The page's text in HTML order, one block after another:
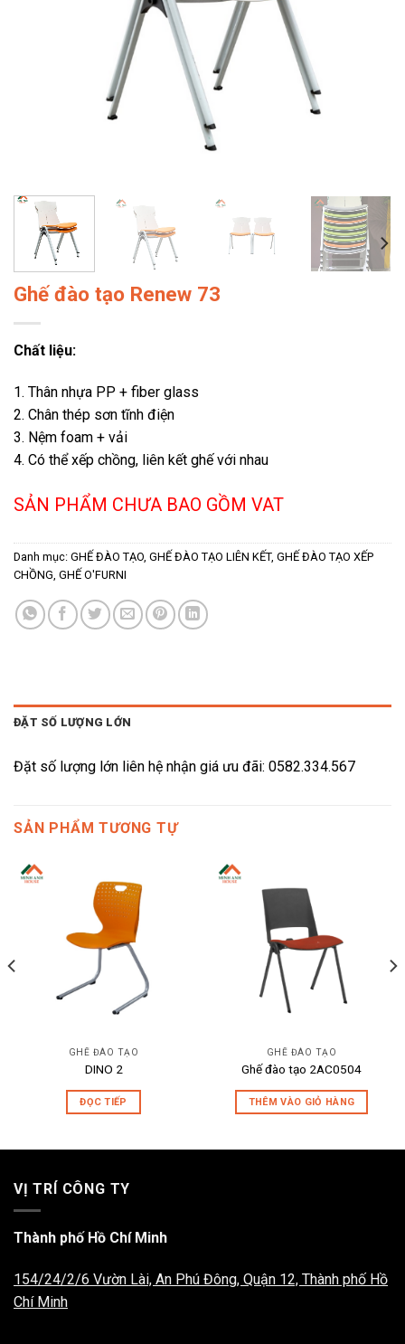
Ghế đào tạo Renew 73
Chất liệu:
1. Thân nhựa PP + fiber glass
2. Chân thép sơn tĩnh điện
3. Nệm foam + vải
4. Có thể xếp chồng, liên kết ghế với nhau
SẢN PHẨM CHƯA BAO GỒM VAT
Danh mục: GHẾ ĐÀO TẠO GHẾ ĐÀO TẠO LIÊN KẾT, GHẾ ĐÀO TẠO XẾP
CHỒNG GHẾ O'FURNI
ĐẶT SỐ LƯỢNG LỚN
Đặt số lượng lớn liên hệ nhận giá ưu đãi: 0582.334.567
SẢN PHẨM TƯƠNG TỰ
GHẾ ĐÀO TẠO
DINO 2
ĐỌC TIẾP
GHẾ ĐÀO TẠO
Ghế đào tạo 2AC0504
THÊM VÀO GIỎ HÀNG
VỊ TRÍ CÔNG TY
Thành phố Hồ Chí Minh
154/24/2/6 Vườn Lài, An Phú Đông, Quận 12, Thành phố Hồ
Chí Minh